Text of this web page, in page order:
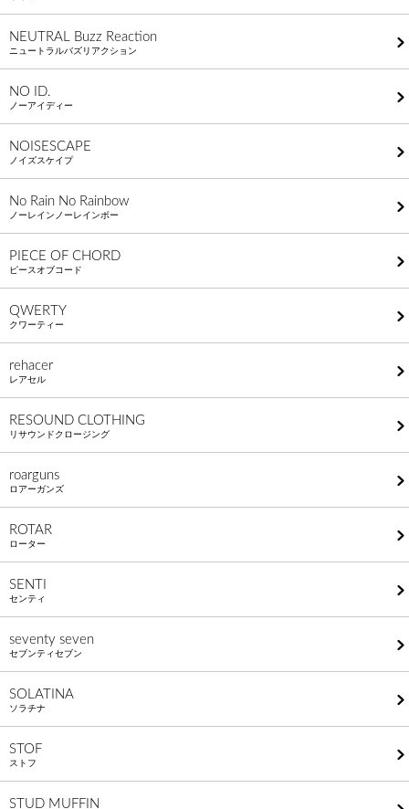
NEUTRAL Buzz Reaction
ニュートラルバズリアクション
NO ID.
ノーアイディー
NOISESCAPE
ノイズスケイプ
No Rain No Rainbow
ノーレインノーレインボー
PIECE OF CHORD
ピースオブコード
QWERTY
クワーティー
rehacer
レアセル
RESOUND CLOTHING
リサウンドクロージング
roarguns
ロアーガンズ
ROTAR
ローター
SENTI
センティ
seventy seven
セブンティセブン
SOLATINA
ソラチナ
STOF
ストフ
STUD MUFFIN